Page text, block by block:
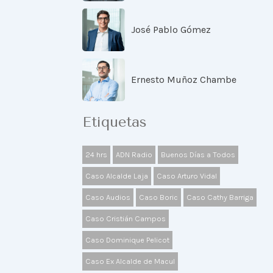
José Pablo Gómez
Ernesto Muñoz Chambe
Etiquetas
24 hrs ADN Radio Buenos Días a Todos
Caso Alcalde Laja Caso Arturo Vidal
Caso Audios Caso Boric Caso Cathy Barriga
Caso Cristián Campos
Caso Dominique Pelicot
Caso Ex Alcalde de Macul